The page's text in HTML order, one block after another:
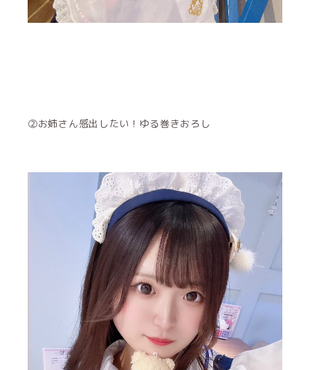
②お姉さん感出したい！ゆる巻きおろし